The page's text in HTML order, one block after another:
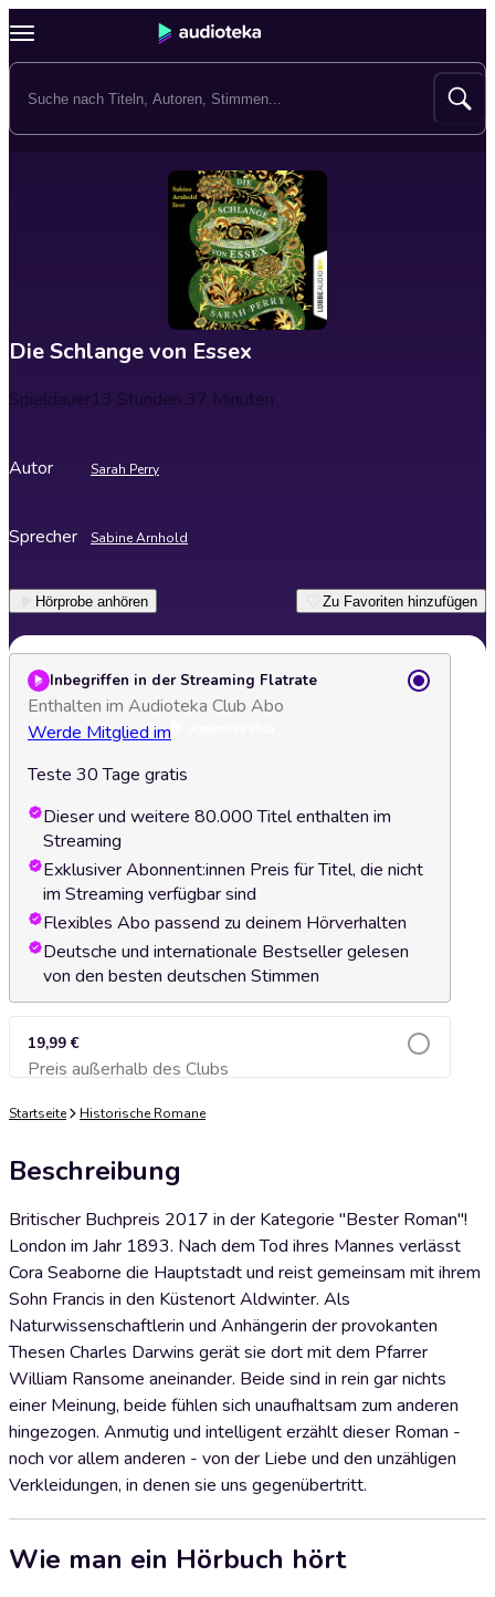
Die Schlange von Essex
Spieldauer13 Stunden 37 Minuten
Autor Sarah Perry
Sprecher Sabine Arnhold
Hörprobe anhören Zu Favoriten hinzufügen
Inbegriffen in der Streaming Flatrate
Enthalten im Audioteka Club Abo
Werde Mitglied im
Teste 30 Tage gratis
Dieser und weitere 80.000 Titel enthalten im
Streaming
Exklusiver Abonnent:innen Preis für Titel, die nicht
im Streaming verfügbar sind
Flexibles Abo passend zu deinem Hörverhalten
Deutsche und internationale Bestseller gelesen
von den besten deutschen Stimmen
19,99 €
Preis außerhalb des ClubsZum Warenkorb hinzufügen
Startseite Historische Romane
Beschreibung
Britischer Buchpreis 2017 in der Kategorie "Bester Roman"!
London im Jahr 1893. Nach dem Tod ihres Mannes verlässt
Cora Seaborne die Hauptstadt und reist gemeinsam mit ihrem
Sohn Francis in den Küstenort Aldwinter. Als
Naturwissenschaftlerin und Anhängerin der provokanten
Thesen Charles Darwins gerät sie dort mit dem Pfarrer
William Ransome aneinander. Beide sind in rein gar nichts
einer Meinung, beide fühlen sich unaufhaltsam zum anderen
hingezogen. Anmutig und intelligent erzählt dieser Roman -
noch vor allem anderen - von der Liebe und den unzähligen
Verkleidungen, in denen sie uns gegenübertritt.
Wie man ein Hörbuch hört